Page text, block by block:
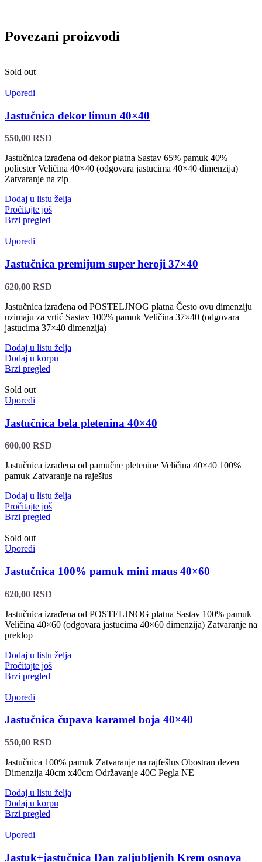
Povezani proizvodi
Sold out
Uporedi
Jastučnica dekor limun 40×40
550,00 RSD
Jastučnica izrađena od dekor platna Sastav 65% pamuk 40%
poliester Veličina 40×40 (odgovara jastucima 40×40 dimenzija)
Zatvaranje na zip
Dodaj u listu želja
Pročitajte još
Brzi pregled
Uporedi
Jastučnica premijum super heroji 37×40
620,00 RSD
Jastučnica izrađena od POSTELJNOG platna Često ovu dimenziju
uzimaju za vrtić Sastav 100% pamuk Veličina 37×40 (odgovara
jastucima 37×40 dimenzija)
Dodaj u listu želja
Dodaj u korpu
Brzi pregled
Sold out
Uporedi
Jastučnica bela pletenina 40×40
600,00 RSD
Jastučnica izrađena od pamučne pletenine Veličina 40×40 100%
pamuk Zatvaranje na raješlus
Dodaj u listu želja
Pročitajte još
Brzi pregled
Sold out
Uporedi
Jastučnica 100% pamuk mini maus 40×60
620,00 RSD
Jastučnica izrađena od POSTELJNOG platna Sastav 100% pamuk
Veličina 40×60 (odgovara jastucima 40×60 dimenzija) Zatvaranje na
preklop
Dodaj u listu želja
Pročitajte još
Brzi pregled
Uporedi
Jastučnica čupava karamel boja 40×40
550,00 RSD
Jastučnica 100% pamuk Zatvaranje na rajfešlus Obostran dezen
Dimenzija 40cm x40cm Održavanje 40C Pegla NE
Dodaj u listu želja
Dodaj u korpu
Brzi pregled
Uporedi
Jastuk+jastučnica Dan zaljubljenih Krem osnova